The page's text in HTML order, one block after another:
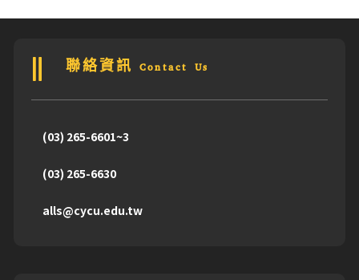
聯絡資訊 Contact Us
(03) 265-6601~3
(03) 265-6630
alls@cycu.edu.tw